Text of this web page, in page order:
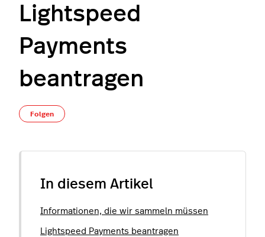
Lightspeed
Payments
beantragen
Folgen
In diesem Artikel
Informationen, die wir sammeln müssen
Lightspeed Payments beantragen